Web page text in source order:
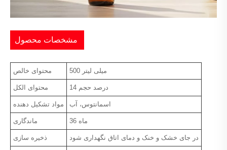
محتوای خالص 500 میلی لیتر
محتوای الکل 14 درصد حجم
مواد تشکیل دهنده اسمانتوس، آب
ماندگاری 36 ماه
ذخیره سازی در جای خشک و خنک و دمای اتاق نگهداری شود